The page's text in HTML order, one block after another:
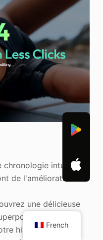
chronologie intuitive
de l'amélioration une
une délicieuse
et de
histoire. French